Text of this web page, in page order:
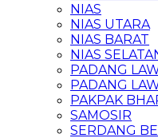
NIAS
NIAS UTARA
NIAS BARAT
NIAS
PADANG
PADANG
PAKPAK
SAMOSIR
SERDANG